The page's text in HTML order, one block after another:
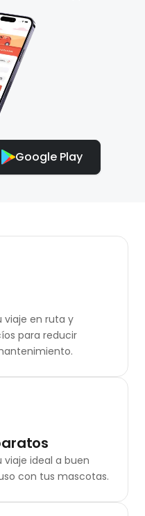
Google Play
viaje en ruta y
para reducir
viaje ideal a buen
con tus mascotas.